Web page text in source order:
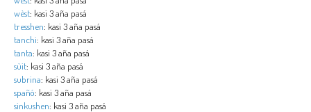
wèst: kasi 3 aña pasá
tresshen: kasi 3 aña pasá
tanchi: kasi 3 aña pasá
tanta: kasi 3 aña pasá
sùit: kasi 3 aña pasá
subrina: kasi 3 aña pasá
spañó: kasi 3 aña pasá
sinkushen: kasi 3 aña pasá